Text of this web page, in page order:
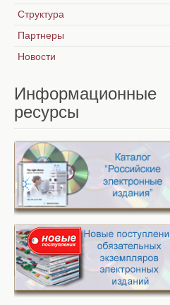
Структура
Партнеры
Новости
Информационные
ресурсы